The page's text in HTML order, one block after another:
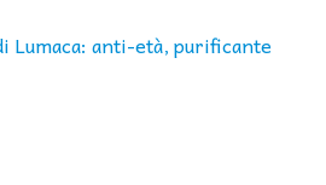
Lumaca: anti-età, purificante